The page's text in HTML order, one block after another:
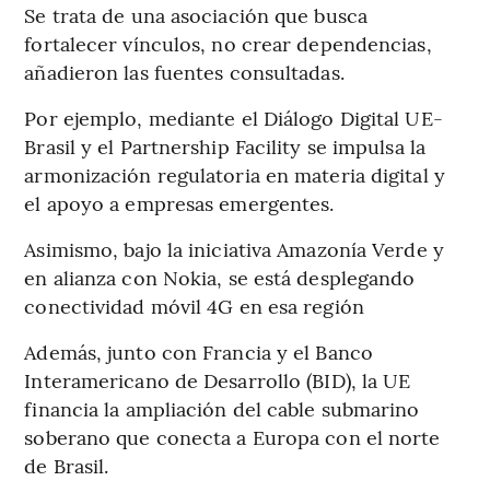
Se trata de una asociación que busca
fortalecer vínculos, no crear dependencias,
añadieron las fuentes consultadas.
Por ejemplo, mediante el Diálogo Digital UE-
Brasil y el Partnership Facility se impulsa la
armonización regulatoria en materia digital y
el apoyo a empresas emergentes.
Asimismo, bajo la iniciativa Amazonía Verde y
en alianza con Nokia, se está desplegando
conectividad móvil 4G en esa región
Además, junto con Francia y el Banco
Interamericano de Desarrollo (BID), la UE
financia la ampliación del cable submarino
soberano que conecta a Europa con el norte
de Brasil.